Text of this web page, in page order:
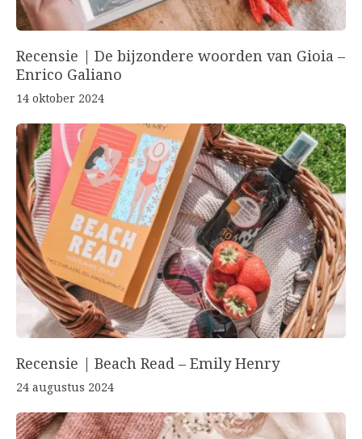
Recensie | De bijzondere woorden van Gioia –
Enrico Galiano
14 oktober 2024
Recensie | Beach Read – Emily Henry
24 augustus 2024